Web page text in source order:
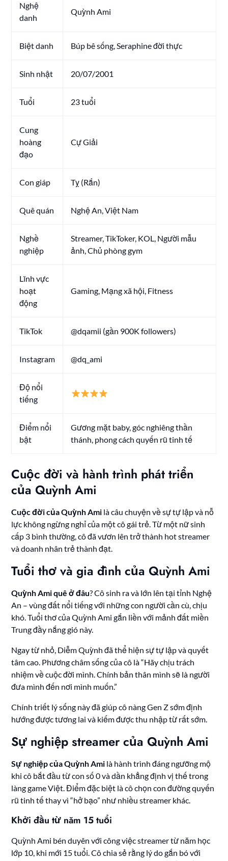
Nghệ
danh
Quỳnh Ami
Biệt danh Búp bê sống, Seraphine đời thực
Sinh nhật 20/07/2001
Tuổi 23 tuổi
Cung
hoàng
đạo
Cự Giải
Con giáp Tỵ (Rắn)
Quê quán Nghệ An, Việt Nam
Nghề
nghiệp
Streamer, TikToker, KOL, Người mẫu
ảnh, Chủ phòng gym
Lĩnh vực
hoạt
động
Gaming, Mạng xã hội, Fitness
TikTok @dqamii (gần 900K followers)
Instagram @dq_ami
Độ nổi
tiếng
Điểm nổi
bật
Gương mặt baby, góc nghiêng thần
thánh, phong cách quyến rũ tinh tế
Cuộc đời và hành trình phát triển
của Quỳnh Ami
Cuộc đời của Quỳnh Ami là câu chuyện về sự tự lập và nỗ
lực không ngừng nghỉ của một cô gái trẻ. Từ một nữ sinh
cấp 3 bình thường, cô đã vươn lên trở thành hot streamer
và doanh nhân trẻ thành đạt.
Tuổi thơ và gia đình của Quỳnh Ami
Quỳnh Ami quê ở đâu? Cô sinh ra và lớn lên tại tỉnh Nghệ
An – vùng đất nổi tiếng với những con người cần cù, chịu
khó. Tuổi thơ của Quỳnh Ami gắn liền với mảnh đất miền
Trung đầy nắng gió này.
Ngay từ nhỏ, Diễm Quỳnh đã thể hiện sự tự lập và quyết
tâm cao. Phương châm sống của cô là “Hãy chịu trách
nhiệm về cuộc đời mình. Chính bản thân mình sẽ là người
đưa mình đến nơi mình muốn.”
Chính triết lý sống này đã giúp cô nàng Gen Z sớm định
hướng được tương lai và kiếm được thu nhập từ rất sớm.
Sự nghiệp streamer của Quỳnh Ami
Sự nghiệp của Quỳnh Ami là hành trình đáng ngưỡng mộ
khi cô bắt đầu từ con số 0 và dần khẳng định vị thế trong
làng game Việt. Điểm đặc biệt là cô chọn con đường quyến
rũ tinh tế thay vì “hở bạo” như nhiều streamer khác.
Khởi đầu từ năm 15 tuổi
Quỳnh Ami bén duyên với công việc streamer từ năm học
lớp 10, khi mới 15 tuổi. Cô chia sẻ rằng lý do gắn bó với